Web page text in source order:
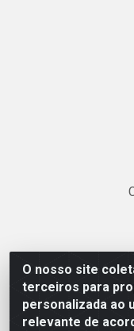
O nosso site
terceiros para
personalizada ao
relevante de
Linhavix
Quadra314
29.901-